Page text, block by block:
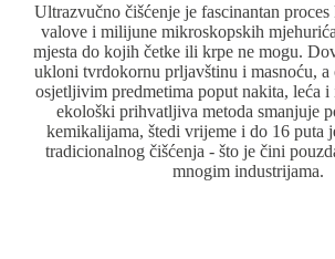
Ultrazvučno čišćenje je fascinantan
valove i milijune mikroskopskih
mjesta do kojih četke ili krpe ne mogu.
ukloni tvrdokornu prljavštinu i masnoću, a
osjetljivim predmetima poput nakita, leća i
ekološki prihvatljiva metoda smanjuje
kemikalijama, štedi vrijeme i do 16 puta
tradicionalnog čišćenja - što je čini
mnogim industrijama.